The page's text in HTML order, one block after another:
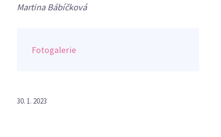
Martina Bábíčková
Fotogalerie
30. 1. 2023